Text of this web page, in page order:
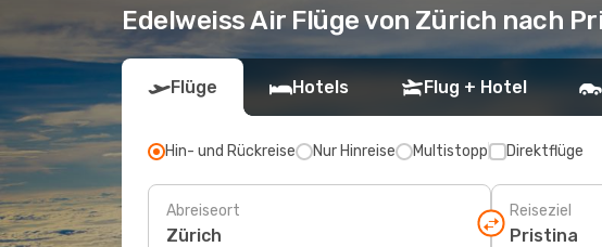
Edelweiss Air Flüge von Zürich nach
Flüge Hotels Flug + Hotel
Hin- und Rückreise Nur Hinreise Multistopp Direktflüge
Abreiseort Reiseziel